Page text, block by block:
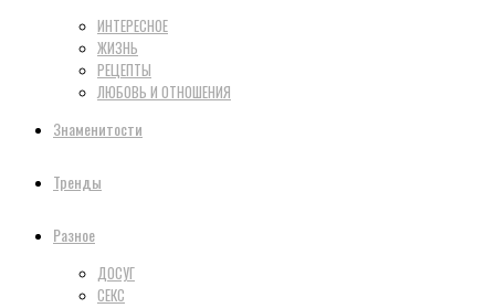
ИНТЕРЕСНОЕ
ЖИЗНЬ
РЕЦЕПТЫ
ЛЮБОВЬ И ОТНОШЕНИЯ
Знаменитости
Тренды
Разное
ДОСУГ
СЕКС